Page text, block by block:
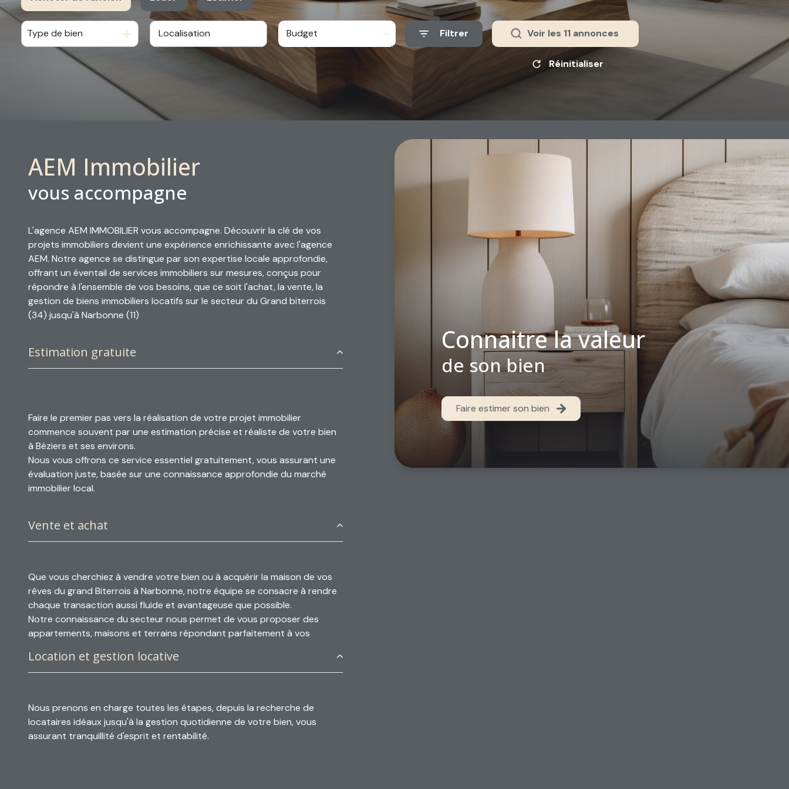
alerte
email
contact
De l'ancien
Du neuf
De l'immo pro
à l'année
De l'immo pro
Type de bien Budget Filtrer Voir les 11 annonces
Réinitialiser
Connaitre la valeur
de son bien
Faire estimer son bien
AEM Immobilier
vous accompagne
L'agence AEM IMMOBILIER vous accompagne. Découvrir la clé de vos
projets immobiliers devient une expérience enrichissante avec l'agence
AEM. Notre agence se distingue par son expertise locale approfondie,
offrant un éventail de services immobiliers sur mesures, conçus pour
répondre à l'ensemble de vos besoins, que ce soit l'achat, la vente, la
gestion de biens immobiliers locatifs sur le secteur du Grand biterrois
(34) jusqu'à Narbonne (11)
Estimation gratuite
Faire le premier pas vers la réalisation de votre projet immobilier
commence souvent par une estimation précise et réaliste de votre bien
à Béziers et ses environs.
Nous vous offrons ce service essentiel gratuitement, vous assurant une
évaluation juste, basée sur une connaissance approfondie du marché
immobilier local.
Vente et achat
Que vous cherchiez à vendre votre bien ou à acquérir la maison de vos
rêves du grand Biterrois à Narbonne, notre équipe se consacre à rendre
chaque transaction aussi fluide et avantageuse que possible.
Notre connaissance du secteur nous permet de vous proposer des
appartements, maisons et terrains répondant parfaitement à vos
Location et gestion locative
Nous prenons en charge toutes les étapes, depuis la recherche de
locataires idéaux jusqu'à la gestion quotidienne de votre bien, vous
assurant tranquillité d'esprit et rentabilité.